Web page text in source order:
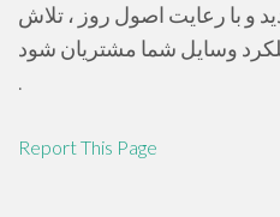
و با رعایت اصول روز ، تلاش
وسایل شما مشتریان شود
.
Report This Page